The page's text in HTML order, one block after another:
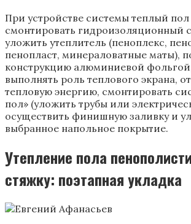
При устройстве системы теплый
смонтировать гидроизоляционный
уложить утеплитель (пеноплекс,
пенопласт, минераловатные маты),
конструкцию алюминиевой фольгой,
выполнять роль теплового экрана,
тепловую энергию, смонтировать
пол» (уложить трубы или
осуществить финишную заливку и
выбранное напольное покрытие.
Утепление пола
стяжку: поэтапная укладка